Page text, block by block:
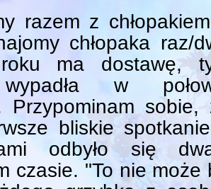
razem z
chłopaka raz/
ma dostawę,
w
Przypominam sobie,
bliskie
odbyło się
czasie. "To nie